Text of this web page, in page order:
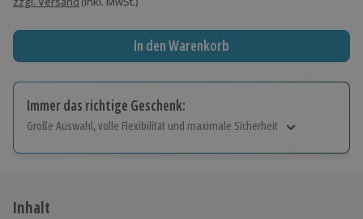
In den Warenkorb
Immer das richtige Geschenk:
Große Auswahl, volle Flexibilität und maximale Sicherheit
Jeder Gutschein für alle Erlebnisse einlösbar.
Inhalt